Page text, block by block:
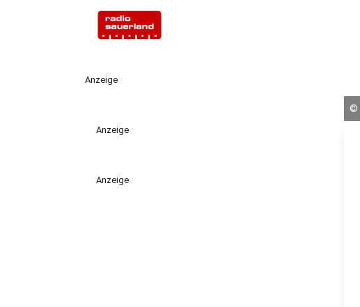
Anzeige
Anzeige
Anzeige
©